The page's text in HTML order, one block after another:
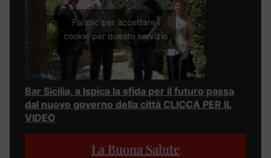
Fai clic per accettare i
cookie per questo servizio
Bar Sicilia, a Ispica la sfida per il futuro passa
dal nuovo governo della città CLICCA PER IL
VIDEO
La Buona Salute